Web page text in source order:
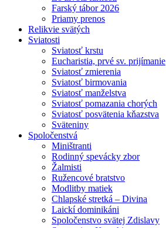
Farský tábor 2026
Priamy prenos
Relikvie svätých
Sviatosti
Sviatosť krstu
Eucharistia, prvé sv. prijímanie
Sviatosť zmierenia
Sviatosť birmovania
Sviatosť manželstva
Sviatosť pomazania chorých
Sviatosť posvätenia kňazstva
Sväteniny
Spoločenstvá
Miništranti
Rodinný spevácky zbor
Žalmisti
Ružencové bratstvo
Modlitby matiek
Chlapské stretká – Divina
Laickí dominikáni
Spoločenstvo svätej Zdislavy